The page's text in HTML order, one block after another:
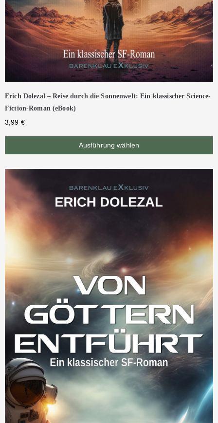
Erich Dolezal – Reise durch die Sonnenwelt: Ein klassischer Science-
Fiction-Roman (eBook)
3,99 €
Ausführung wählen